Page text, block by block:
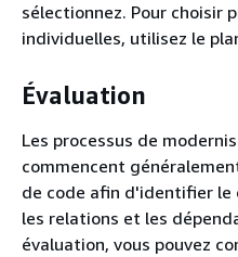
sélectionnez. Pour choisir
individuelles, utilisez le
Évaluation
Les processus de
commencent
de code afin d'identifier le
les relations et les
évaluation, vous pouvez